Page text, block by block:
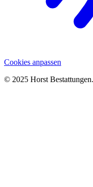
Cookies anpassen
© 2025 Horst